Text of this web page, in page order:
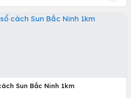
Sun Bắc Ninh 1km